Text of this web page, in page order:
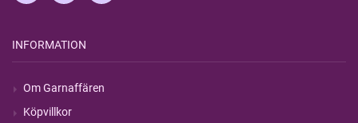
INFORMATION
Om Garnaffären
Köpvillkor